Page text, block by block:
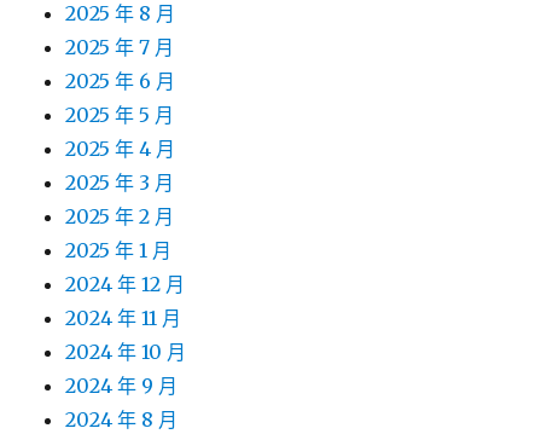
2025 年 8 月
2025 年 7 月
2025 年 6 月
2025 年 5 月
2025 年 4 月
2025 年 3 月
2025 年 2 月
2025 年 1 月
2024 年 12 月
2024 年 11 月
2024 年 10 月
2024 年 9 月
2024 年 8 月